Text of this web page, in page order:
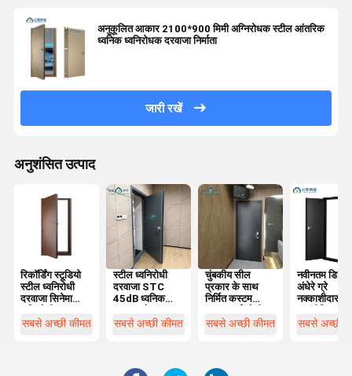
अनुकूलित आकार 2100*900 मिमी अग्निरोधक स्टील आंतरिक
ध्वनिक ध्वनिरोधक दरवाजा निर्माता
जारी रखें
अनुशंसित उत्पाद
रिकॉर्डिंग स्टूडियो
स्टील ध्वनिरोधी
दरवाजा सिनेमा
डिजाइन
सबसे अच्छी कीमत
स्टील ध्वनिरोधी
दरवाजा STC
45dB ध्वनिक
दरवाजा सिनेमा
सबसे अच्छी कीमत
चुंबकीय सील
प्रकार के साथ
निर्मित कस्टम
दरवाजा
सबसे अच्छी कीमत
नवीनतम
अंधेरे ग्रे
नक्काशीदार
ताले विरोधी
सबसे अच्छी